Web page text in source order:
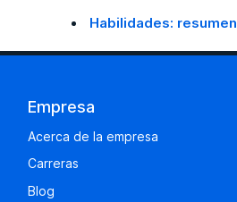
Habilidades: resumen
Empresa
Acerca de la empresa
Carreras
Blog